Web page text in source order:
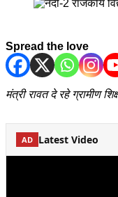
Spread the love
मंत्री रावत दे रहे ग्रामीण
AD Latest Video